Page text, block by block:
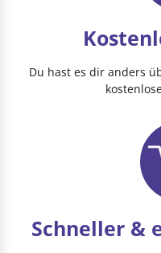
Du hast es dir anders
Schneller &